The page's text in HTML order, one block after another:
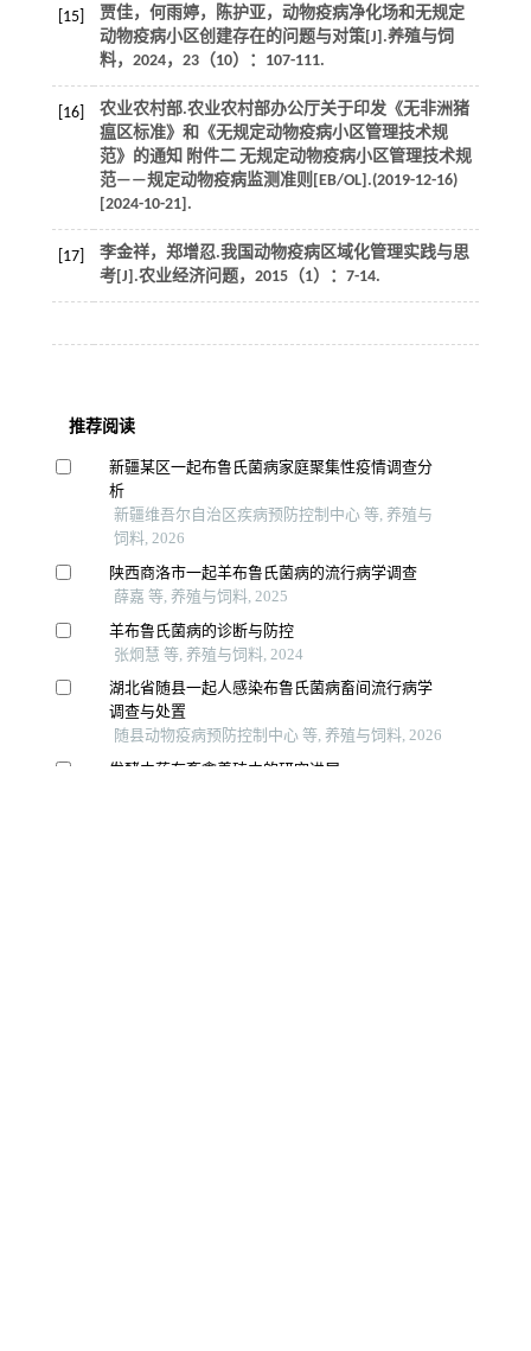
[15]
贾佳，何雨婷，陈护亚，动物疫病净化场和无规定
动物疫病小区创建存在的问题与对策[J].养殖与饲
料， 2024， 23（10）：107-111.
[16]
农业农村部.农业农村部办公厅关于印发《无非洲猪
瘟区标准》和《无规定动物疫病小区管理技术规
范》的通知 附件二 无规定动物疫病小区管理技术规
范——规定动物疫病监测准则[EB/OL].(2019-12-16)
[2024-10-21].
[17]
李金祥，郑增忍.我国动物疫病区域化管理实践与思
考[J].农业经济问题， 2015（1）：7-14.